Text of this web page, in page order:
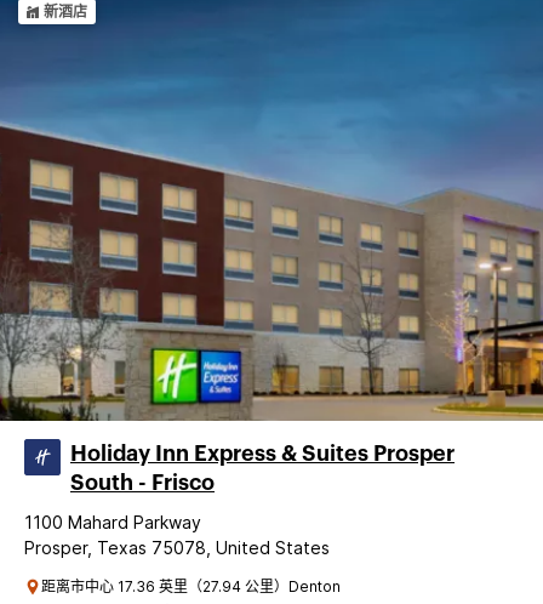
新酒店
Holiday Inn Express & Suites Prosper
South - Frisco
1100 Mahard Parkway
Prosper, Texas 75078, United States
距离市中心 17.36 英里（27.94 公里）Denton